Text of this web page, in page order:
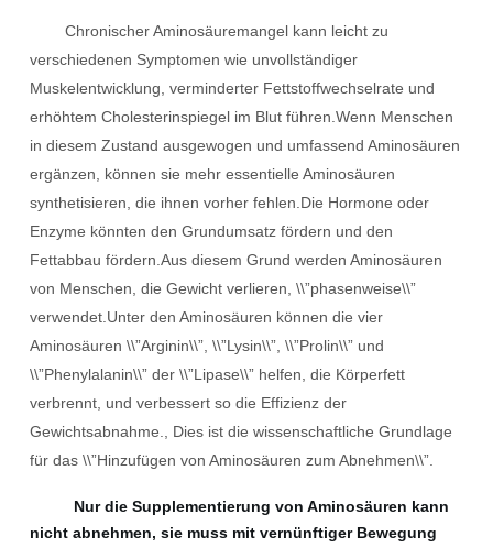
Chronischer Aminosäuremangel kann leicht zu
verschiedenen Symptomen wie unvollständiger
Muskelentwicklung, verminderter Fettstoffwechselrate und
erhöhtem Cholesterinspiegel im Blut führen.Wenn Menschen
in diesem Zustand ausgewogen und umfassend Aminosäuren
ergänzen, können sie mehr essentielle Aminosäuren
synthetisieren, die ihnen vorher fehlen.Die Hormone oder
Enzyme könnten den Grundumsatz fördern und den
Fettabbau fördern.Aus diesem Grund werden Aminosäuren
von Menschen, die Gewicht verlieren, \\”phasenweise\\”
verwendet.Unter den Aminosäuren können die vier
Aminosäuren \\”Arginin\\”, \\”Lysin\\”, \\”Prolin\\” und
\\”Phenylalanin\\” der \\”Lipase\\” helfen, die Körperfett
verbrennt, und verbessert so die Effizienz der
Gewichtsabnahme., Dies ist die wissenschaftliche Grundlage
für das \\”Hinzufügen von Aminosäuren zum Abnehmen\\”.
Nur die Supplementierung von Aminosäuren kann
nicht abnehmen, sie muss mit vernünftiger Bewegung